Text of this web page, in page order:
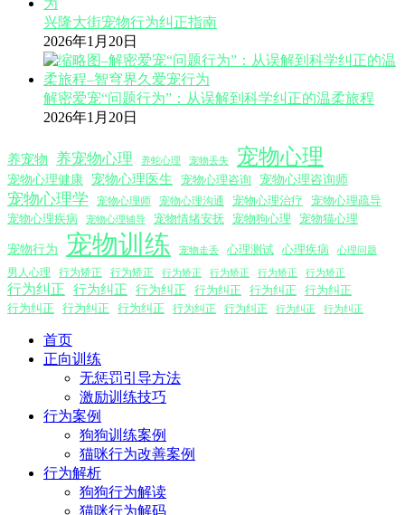
兴隆大街宠物行为纠正指南
2026年1月20日
解密爱宠“问题行为”：从误解到科学纠正的温柔旅程
2026年1月20日
养宠物 养宠物心理 养蛇心理 宠物丢失 宠物心理
宠物心理健康 宠物心理医生 宠物心理咨询 宠物心理咨询师
宠物心理学 宠物心理师 宠物心理沟通 宠物心理治疗
宠物心理疏导
宠物心理疾病
宠物心理辅导 宠物情绪安抚 宠物狗心理 宠物猫心理
宠物行为 宠物训练 宠物走丢 心理测试 心理疾病 心理问题
男人心理 行为矫正 行为矫正 行为矫正 行为矫正 行为矫正 行为矫正
行为纠正 行为纠正 行为纠正 行为纠正 行为纠正
行为纠正
行为纠正
行为纠正 行为纠正 行为纠正 行为纠正 行为纠正 行为纠正
首页
正向训练
无惩罚引导方法
激励训练技巧
行为案例
狗狗训练案例
猫咪行为改善案例
行为解析
狗狗行为解读
猫咪行为解码